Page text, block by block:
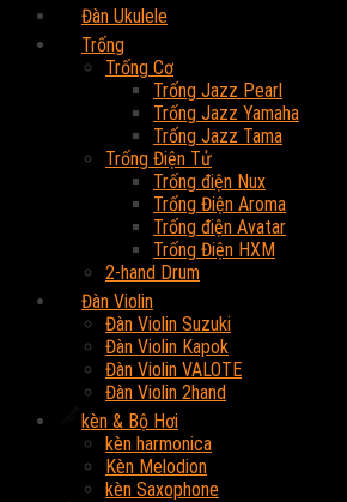
Đàn Ukulele
Trống
Trống Cơ
Trống Jazz Pearl
Trống Jazz Yamaha
Trống Jazz Tama
Trống Điện Tử
Trống điện Nux
Trống Điện Aroma
Trống điện Avatar
Trống Điện HXM
2-hand Drum
Đàn Violin
Đàn Violin Suzuki
Đàn Violin Kapok
Đàn Violin VALOTE
Đàn Violin 2hand
kèn & Bộ Hơi
kèn harmonica
Kèn Melodion
kèn Saxophone